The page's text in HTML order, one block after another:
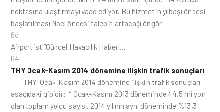
noktasına ulaştırmayı vaad ediyor. Bu hizmetin yılbaşı öncesi
başlatılması Noel öncesi talebin artacağı öngör
6d
Airportist “Güncel Havacılık Haberl…
64
THY Ocak-Kasım 2014 dönemine ilişkin trafik sonuçları
THY Ocak-Kasım 2014 dönemine ilişkin trafik sonuçları
aşağıdaki gibidir: * Ocak-Kasım 2013 döneminde 44,5 milyon
olan toplam yolcu sayısı, 2014 yılının aynı döneminde %13,3